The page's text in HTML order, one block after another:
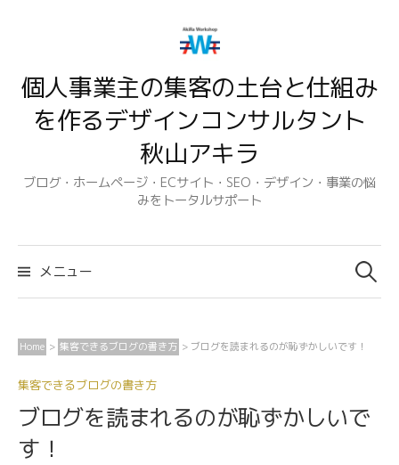
ン
キ
個人事業主の集客の土台と仕組み
を作るデザインコンサルタント
秋山アキラ
ブログ・ホームページ・ECサイト・SEO・デザイン・事業の悩
みをトータルサポート
メニュー
検
索:
Home > 集客できるブログの書き方 > ブログを読まれるのが恥ずかしいです！
集客できるブログの書き方
ブログを読まれるのが恥ずかしいで
す！